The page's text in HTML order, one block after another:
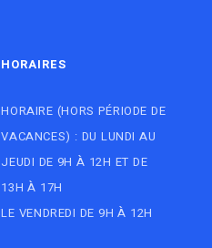
HORAIRES
HORAIRE (HORS PÉRIODE DE
VACANCES) : DU LUNDI AU
JEUDI DE 9H À 12H ET DE
13H À 17H
LE VENDREDI DE 9H À 12H